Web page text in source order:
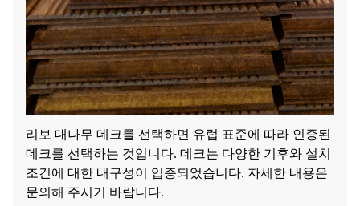
리보 대나무 데크를 선택하면 유럽 표준에 따라 인증된
데크를 선택하는 것입니다. 데크는 다양한 기후와 설치
조건에 대한 내구성이 입증되었습니다. 자세한 내용은
문의해 주시기 바랍니다.